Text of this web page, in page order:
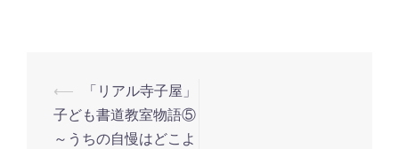
投
稿
⟵
「リアル寺子屋」
子ども書道教室物語⑤
～うちの自慢はどこよ